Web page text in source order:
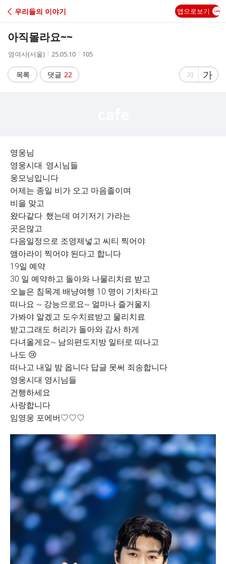
C
A
우리들의 이야기 앱으로보기
아직몰라요~~
작
자
영여사(서울)
작
시
간
25.05.10
조
105
목록 댓글 22
글
가
글
자
가
영웅님
영웅시대. 영시님들
웅모닝입니다
어제는 종일 비가 오고 마음졸이며
비을 맞고
왔다같다. 했는데 여기저기 가라는
곳은많고
다음일정으로 조영제넣고 씨티 찍어야
앰아라이 찍어야 된다고 합니다
19일 예약
30 일 예약하고 돌아와 나물리치료 받고
오늘은 침목계 배냥여행 10 명이 기차타고
떠나요 ~ 강능으로요~ 얼마나 즐거울지
가봐야 알겠고 도수치료받고 물리치료
받고그래도 허리가 돌아와 감사 하게
다녀올게요~ 남의편도지방 일터로 떠나고
나도 😢
떠나고 내일 밤 옵니다 답글 못써 죄송합니다
영웅시대 영시님들
건행하세요
사랑합니다
임영웅 포에버♡♡♡